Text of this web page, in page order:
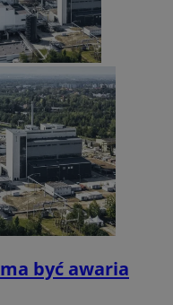
być awaria